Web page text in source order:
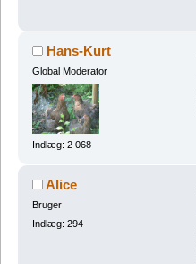
Hans-Kurt
Global Moderator
Indlæg: 2 068
Alice
Bruger
Indlæg: 294